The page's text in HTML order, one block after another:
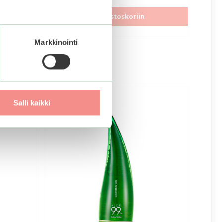
Markkinointi
Salli kaikki
Lisää ostoskoriin